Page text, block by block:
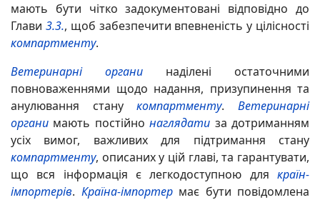
мають бути чітко задокументовані відповідно до
Глави 3.3., щоб забезпечити впевненість у цілісності
компартменту.
Ветеринарні органи наділені остаточними
повноваженнями щодо надання, призупинення та
анулювання станукомпартменту.Ветеринарні
органи мають постійнонаглядати за дотриманням
усіх вимог, важливих для підтримання стану
компартменту, описаних у цій главі, та гарантувати,
що вся інформація є легкодоступною для країн-
імпортерів. Країна-імпортермає бути повідомлена